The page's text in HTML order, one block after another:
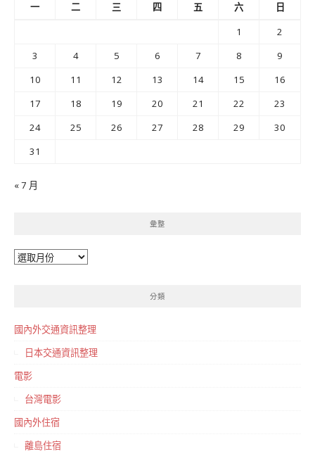
一
二 三 四 五 六
日
1
2
3
4 5 6 7 8
9
10
11 12 13 14 15
16
17
18 19 20 21 22
23
24
25 26 27 28 29
30
31
« 7 月
彙整
彙
分類
國內外交通資訊整理
日本交通資訊整理
電影
台灣電影
國內外住宿
離島住宿